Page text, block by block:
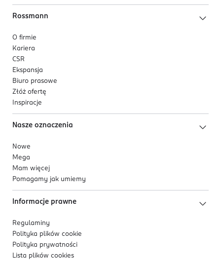
Rossmann
O firmie
Kariera
CSR
Ekspansja
Biuro prasowe
Złóż ofertę
Inspiracje
Nasze oznaczenia
Nowe
Mega
Mam więcej
Pomagamy jak umiemy
Informacje prawne
Regulaminy
Polityka plików cookie
Polityka prywatności
Lista plików cookies